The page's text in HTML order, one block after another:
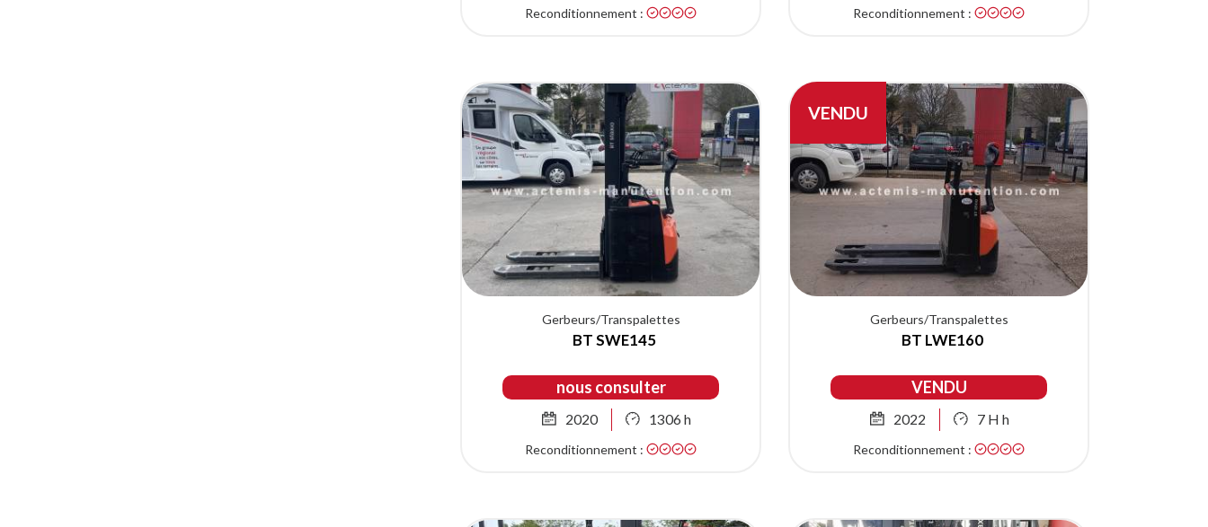
Reconditionnement : Reconditionnement :
Gerbeurs/Transpalettes
BT SWE145
nous consulter
2020 1306 h
Reconditionnement :
VENDU
Gerbeurs/Transpalettes
BT LWE160
VENDU
2022 7 H h
Reconditionnement :